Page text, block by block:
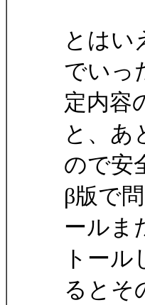
とはい
でいっ
定内容
と、あ
ので安
β版で
ールま
トー
るとそ